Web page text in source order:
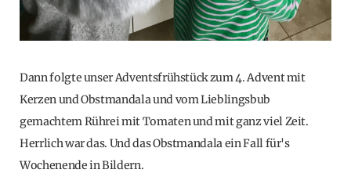
Dann folgte unser Adventsfrühstück zum 4. Advent mit
Kerzen und Obstmandala und vom Lieblingsbub
gemachtem Rührei mit Tomaten und mit ganz viel Zeit.
Herrlich war das. Und das Obstmandala ein Fall für's
Wochenende in Bildern.